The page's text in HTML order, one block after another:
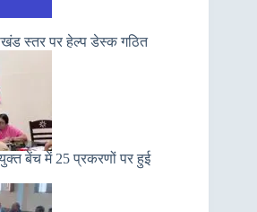
स्तर पर हेल्प डेस्क गठित
बेंच में 25 प्रकरणों पर हुई